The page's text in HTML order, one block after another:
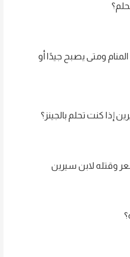
ومتى يصبح جيدًا أو
إذا كنت تحلم بالجينز؟
وقتله لابن سيرين